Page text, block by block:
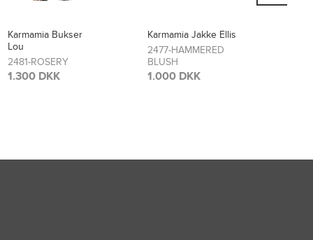
Karmamia Jakke Ellis
2477-HAMMERED
BLUSH
1.000 DKK
Karmamia Kjole Layla
2474-SCARLETT
FLOWER
1.700 DKK